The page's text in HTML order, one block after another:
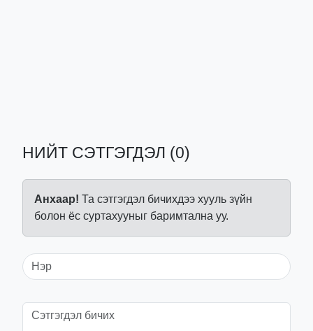
НИЙТ СЭТГЭГДЭЛ (0)
Анхаар! Та сэтгэгдэл бичихдээ хууль зүйн
болон ёс суртахууныг баримтална уу.